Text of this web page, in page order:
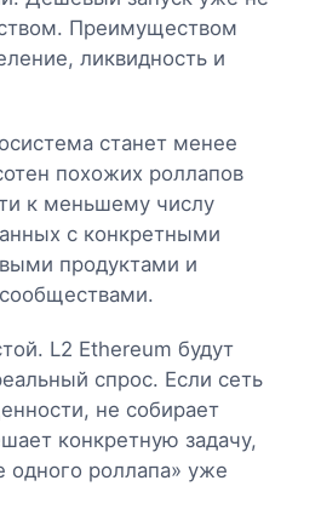
Преимуществом
ликвидность и
станет менее
похожих роллапов
к меньшему числу
с конкретными
продуктами и
L2 Ethereum будут
спрос. Если сеть
не собирает
конкретную задачу,
одного роллапа» уже